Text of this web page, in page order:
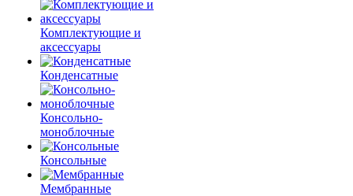
Комплектующие и
аксессуары
Конденсатные
Консольно-
моноблочные
Консольные
Мембранные